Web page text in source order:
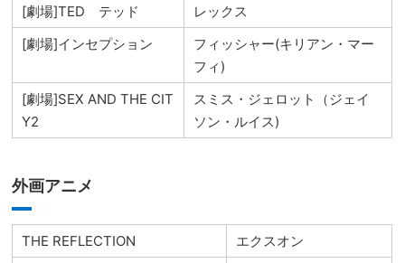
[劇場]TED テッド
レックス
[劇場]インセプション
フィッシャー(キリアン・マー
フィ)
[劇場]SEX AND THE CIT
Y2
スミス・ジェロット（ジェイ
ソン・ルイス)
外画アニメ
THE REFLECTION
エクスオン